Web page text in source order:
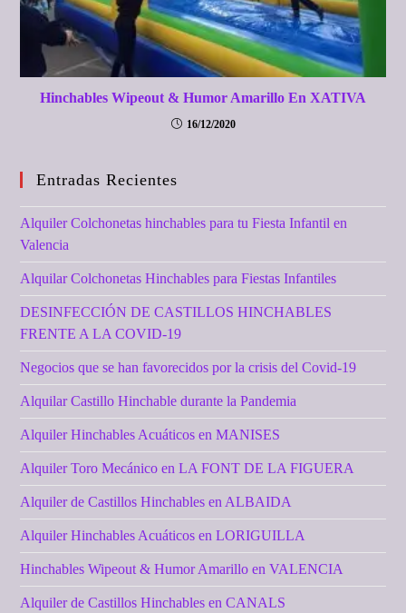
Hinchables Wipeout & Humor Amarillo En XATIVA
16/12/2020
Entradas Recientes
Alquiler Colchonetas hinchables para tu Fiesta Infantil en
Valencia
Alquilar Colchonetas Hinchables para Fiestas Infantiles
DESINFECCIÓN DE CASTILLOS HINCHABLES
FRENTE A LA COVID-19
Negocios que se han favorecidos por la crisis del Covid-19
Alquilar Castillo Hinchable durante la Pandemia
Alquiler Hinchables Acuáticos en MANISES
Alquiler Toro Mecánico en LA FONT DE LA FIGUERA
Alquiler de Castillos Hinchables en ALBAIDA
Alquiler Hinchables Acuáticos en LORIGUILLA
Hinchables Wipeout & Humor Amarillo en VALENCIA
Alquiler de Castillos Hinchables en CANALS